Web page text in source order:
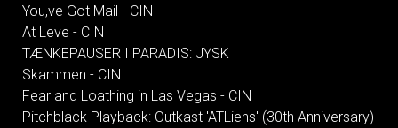
You,ve Got Mail - CIN
At Leve - CIN
TÆNKEPAUSER I PARADIS: JYSK
Skammen - CIN
Fear and Loathing in Las Vegas - CIN
Pitchblack Playback: Outkast 'ATLiens' (30th Anniversary)